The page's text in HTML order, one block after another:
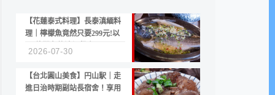
【花蓮泰式料理】長泰滇緬料
理｜檸檬魚竟然只要299元!以
2026-07-30
【台北圓山美食】円山駅｜走
進日治時期副站長宿舍！享用